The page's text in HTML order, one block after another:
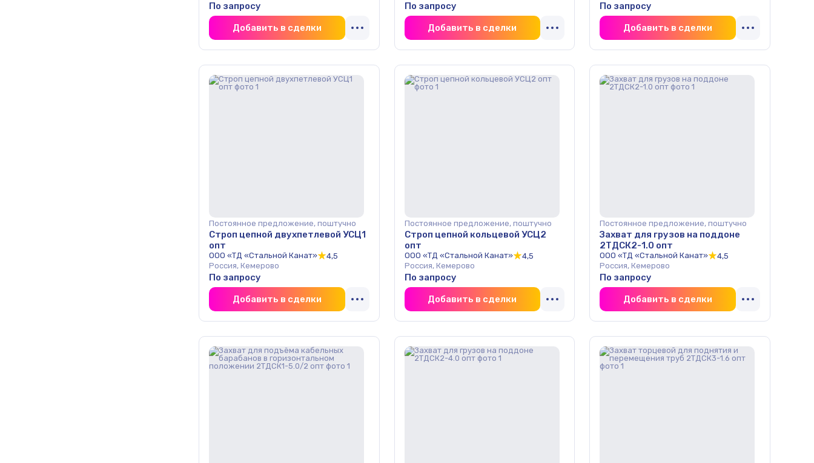
По запросу
Добавить в сделки
По запросу
Добавить в сделки
По запросу
Добавить в сделки
Постоянное предложение, поштучно
Строп цепной двухпетлевой УСЦ1
опт
ООО «ТД «Стальной Канат»
4,5
Россия, Кемерово
По запросу
Добавить в сделки
Постоянное предложение, поштучно
Строп цепной кольцевой УСЦ2
опт
ООО «ТД «Стальной Канат»
4,5
Россия, Кемерово
По запросу
Добавить в сделки
Постоянное предложение, поштучно
Захват для грузов на поддоне
2ТДСК2-1.0 опт
ООО «ТД «Стальной Канат»
4,5
Россия, Кемерово
По запросу
Добавить в сделки